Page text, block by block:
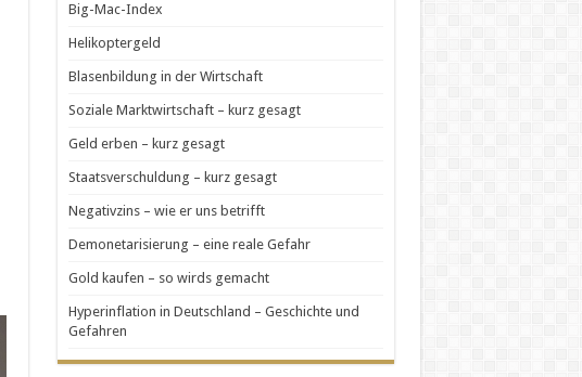
Big-Mac-Index
Helikoptergeld
Blasenbildung in der Wirtschaft
Soziale Marktwirtschaft – kurz gesagt
Geld erben – kurz gesagt
Staatsverschuldung – kurz gesagt
Negativzins – wie er uns betrifft
Demonetarisierung – eine reale Gefahr
Gold kaufen – so wirds gemacht
Hyperinflation in Deutschland – Geschichte und
Gefahren